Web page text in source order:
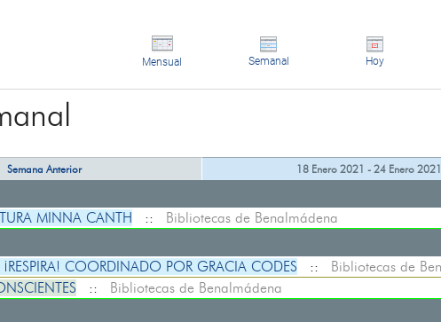
Mensual Semanal Hoy
Semana Anterior 18 Enero 2021 - 24 Enero 2021
MINNA CANTH :: Bibliotecas de Benalmádena
COORDINADO POR GRACIA CODES :: Bibliotecas de
:: Bibliotecas de Benalmádena